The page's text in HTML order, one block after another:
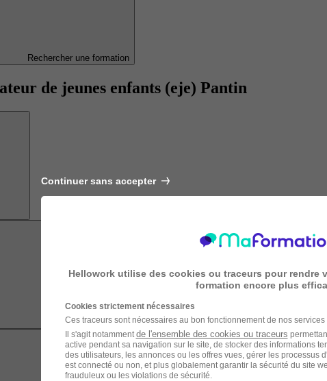
Rechercher une formation
de jeunes enfants (eje) Pantin
Continuer sans accepter
Hellowork utilise des cookies ou traceurs pour rendre
formation encore plus
Cookies strictement nécessaires
Ces traceurs sont nécessaires au bon fonctionnement de nos services
Il s'agit notamment de l'ensemble des cookies ou traceurs
active pendant sa navigation sur le site, de stocker des informations
des utilisateurs, les annonces ou les offres vues, gérer les processus
est connecté ou non, et plus globalement garantir la sécurité du site
frauduleux ou les violations de sécurité.